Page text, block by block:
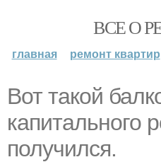
ВСЕ О
главная ремонт квартир
Вот такой
капитального
получился.